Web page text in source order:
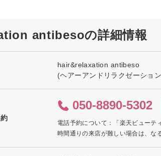
antibesoの詳細情報
hair&relaxation antibeso
(ヘアーアンドリラクゼーショ
050-8890-5302
電話予約について：「楽天ビューテ
時間通りの来店が難しい場合は、な